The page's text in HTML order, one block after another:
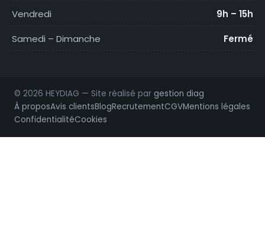
Vendredi
9h – 15h
Samedi – Dimanche
Fermé
© 2026 HEYDIAG — Site réalisé par gestion diag
À proposAvis clientsBlogRecrutementCGVMentions légales
ConfidentialitéCookies